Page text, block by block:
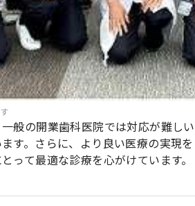
般の開業歯科医院では対応が難し
す。さらに、より良い医療の実現
って最適な診療を心がけています。